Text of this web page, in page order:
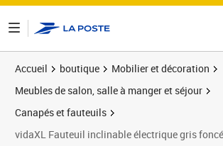
Accueil boutique
Mobilier et décoration
Meubles de salon, salle à manger et séjour
Canapés et fauteuils
vidaXL Fauteuil inclinable électrique gris